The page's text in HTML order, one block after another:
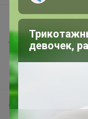
Все предложения
Анонсы
Новости
Поддержка альпак
Самое выгодное
девочек,